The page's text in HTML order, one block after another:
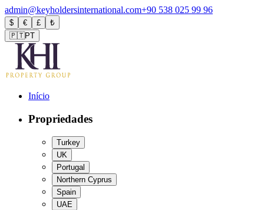
admin@keyholdersinternational.com+90 538 025 99 96
$ € £
₺
🇵🇹PT
Início
Propriedades
Turkey
UK
Portugal
Northern Cyprus
Spain
UAE